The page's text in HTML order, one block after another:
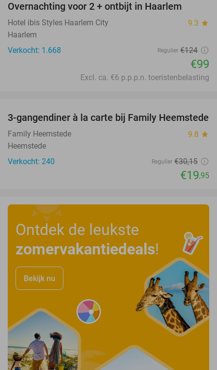
Overnachting voor 2 + ontbijt in Haarlem
Hotel ibis Styles Haarlem City 9.3 star
Haarlem
Verkocht: 1.668
Regulier €124
€99
Excl. ca. €6 p.p.p.n. toeristenbelasting
34%
3-gangendiner à la carte bij Family Heemstede
Family Heemstede 9.8 star
Heemstede
Verkocht: 240
Regulier €30,15
€19,95
Ontdek de leukste
zomervakantiedeals!
Bekijk nu